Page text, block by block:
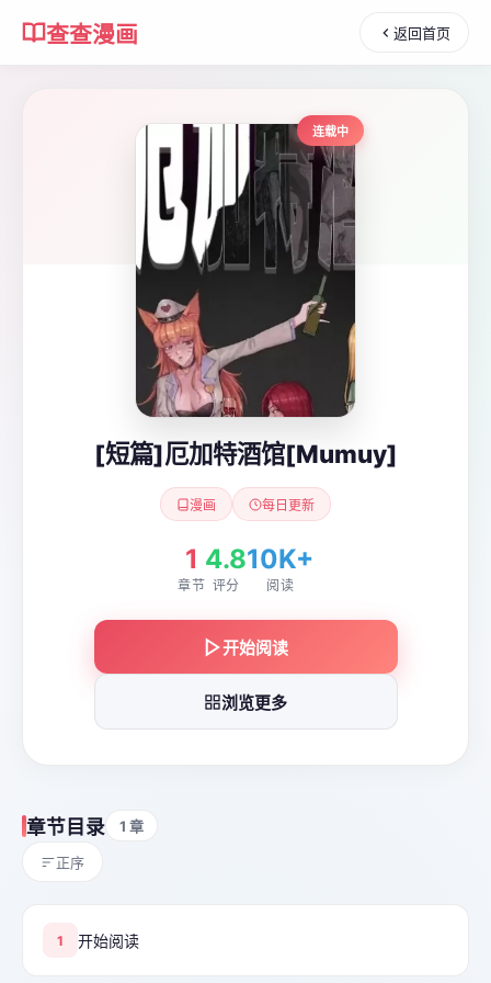
查查漫画 返回首页
连载中
[短篇]厄加特酒馆[Mumuy]
漫画 每日更新
1
章节
4.8
评分
10K+
阅读
开始阅读
浏览更多
章节目录 1 章
正序
1 开始阅读